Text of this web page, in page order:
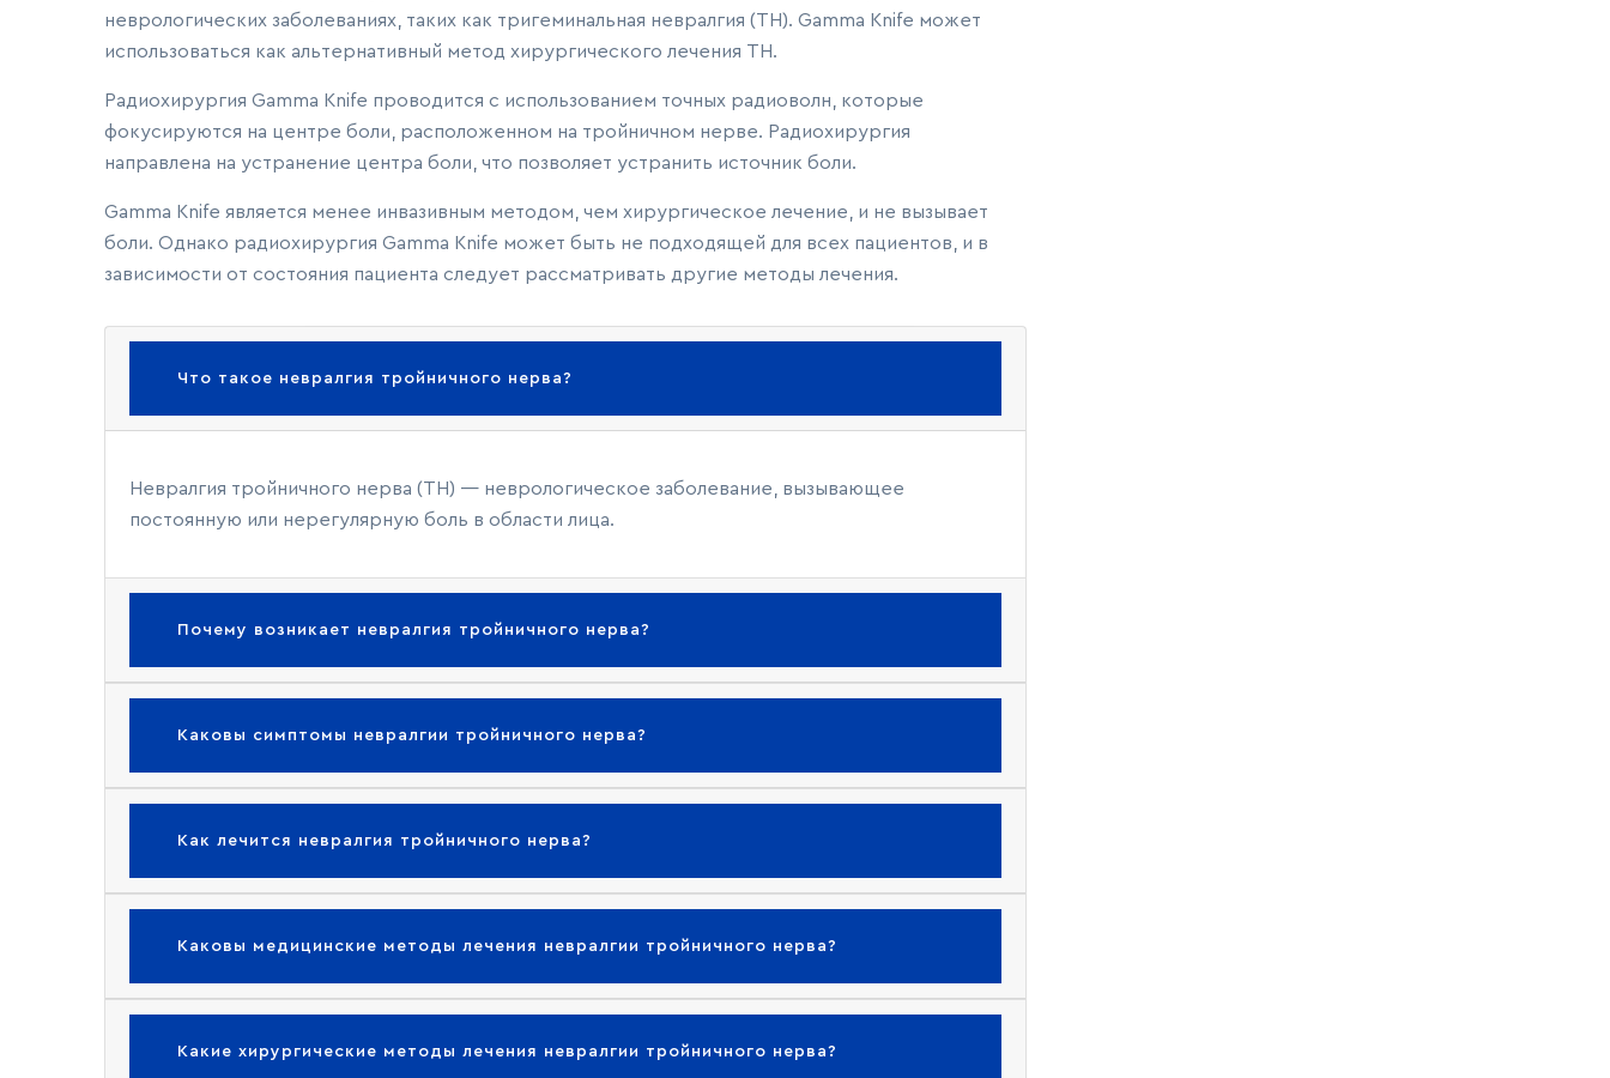
неврологических заболеваниях, таких как тригеминальная невралгия (ТН). Gamma Knife может
использоваться как альтернативный метод хирургического лечения ТН.
Радиохирургия Gamma Knife проводится с использованием точных радиоволн, которые
фокусируются на центре боли, расположенном на тройничном нерве. Радиохирургия
направлена на устранение центра боли, что позволяет устранить источник боли.
Gamma Knife является менее инвазивным методом, чем хирургическое лечение, и не вызывает
боли. Однако радиохирургия Gamma Knife может быть не подходящей для всех пациентов, и в
зависимости от состояния пациента следует рассматривать другие методы лечения.
Что такое невралгия тройничного нерва?
Невралгия тройничного нерва (ТН) — неврологическое заболевание, вызывающее
постоянную или нерегулярную боль в области лица.
Почему возникает невралгия тройничного нерва?
Каковы симптомы невралгии тройничного нерва?
Как лечится невралгия тройничного нерва?
Каковы медицинские методы лечения невралгии тройничного нерва?
Какие хирургические методы лечения невралгии тройничного нерва?